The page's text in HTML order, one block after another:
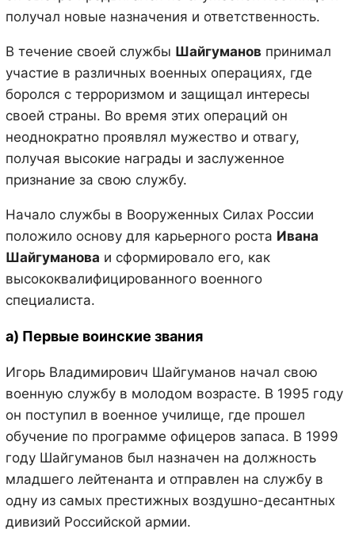
получал новые назначения и ответственность.
В течение своей службы Шайгумановпринимал
участие в различных военных операциях, где
боролся с терроризмом и защищал интересы
своей страны. Во время этих операций он
неоднократно проявлял мужество и отвагу,
получая высокие награды и заслуженное
признание за свою службу.
Начало службы в Вооруженных Силах России
положило основу для карьерного роста Ивана
Шайгуманова и сформировало его, как
высококвалифицированного военного
специалиста.
а) Первые воинские звания
Игорь Владимирович Шайгуманов начал свою
военную службу в молодом возрасте. В 1995 году
он поступил в военное училище, где прошел
обучение по программе офицеров запаса. В 1999
году Шайгуманов был назначен на должность
младшего лейтенанта и отправлен на службу в
одну из самых престижных воздушно-десантных
дивизий Российской армии.